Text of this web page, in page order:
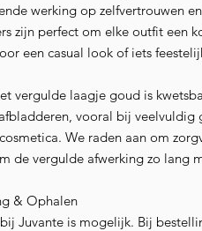
werking op zelfvertrouwen
zijn perfect om elke outfit een
een casual look of iets
vergulde laagje goud is
vooral bij veelvuldig
We raden aan om
de vergulde afwerking zo lang
& Ophalen
Juvante is mogelijk. Bij